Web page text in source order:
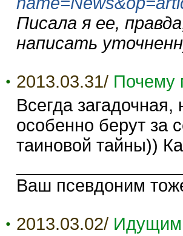
Писала я ее,
написать
2013.03.31/ Почему
Всегда загадочная,
особенно берут за
таиновой тайны))
Ваш псевдоним
2013.03.02/ Идущим